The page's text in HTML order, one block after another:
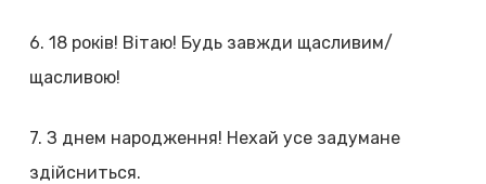
6. 18 років! Вітаю! Будь завжди щасливим/
щасливою!
7. З днем народження! Нехай усе задумане
здійсниться.